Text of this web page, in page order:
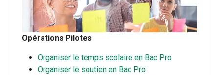
Opérations Pilotes
Organiser le temps scolaire en Bac Pro
Organiser le soutien en Bac Pro